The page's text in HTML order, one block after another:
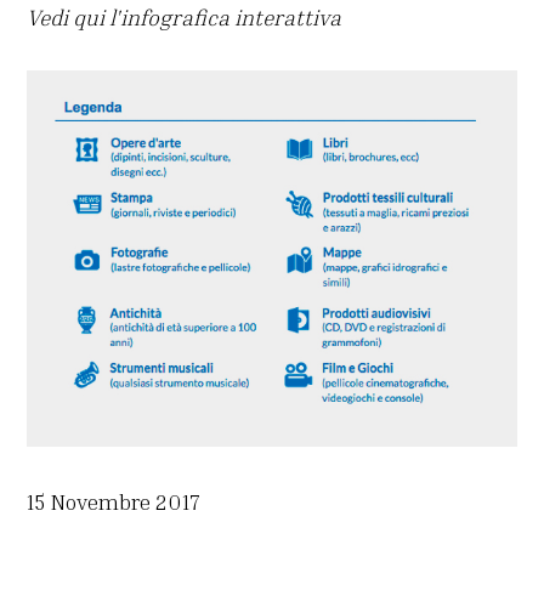
Vedi qui l'infografica interattiva
15 Novembre 2017